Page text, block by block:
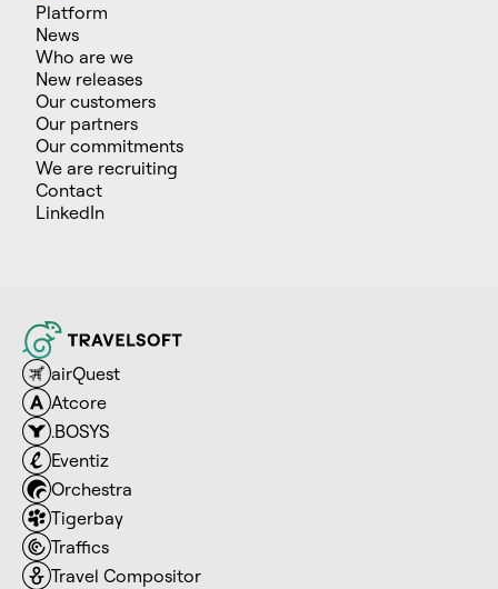
Platform
News
Who are we
New releases
Our customers
Our partners
Our commitments
We are recruiting
Contact
LinkedIn
airQuest
Atcore
.BOSYS
Eventiz
Orchestra
Tigerbay
Traffics
Travel Compositor